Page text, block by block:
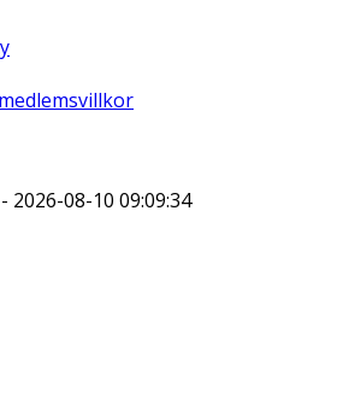
2026-08-10 09:09:34